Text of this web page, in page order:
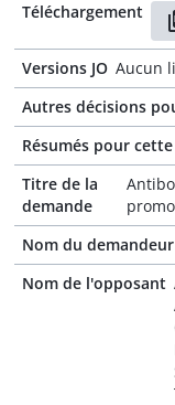
Téléchargement
Versions JO Aucun
Autres décisions
Résumés pour
Titre de la
demande
Nom du demandeur
Nom de l'opposant